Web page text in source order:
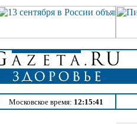
Московское время: 12:15:41